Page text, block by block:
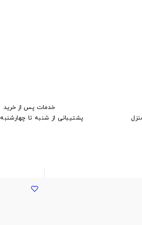
خدمات پس از خرید
پشتیبانی از شنبه تا چهارشنبه 9 الی 18